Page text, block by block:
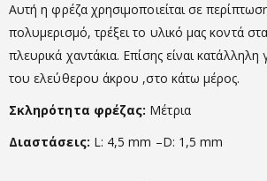
Αυτή η φρέζα χρησιμοποιείται σε
πολυμερισμό, τρέξει το υλικό μας κοντά
πλευρικά χαντάκια. Επίσης είναι
του ελεύθερου άκρου ,στο κάτω μέρος.
Σκληρότητα φρέζας: Μέτρια
Διαστάσεις: L: 4,5 mm –D: 1,5 mm